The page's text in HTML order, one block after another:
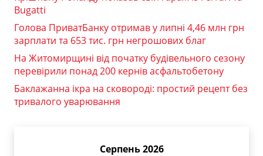
Bugatti
Голова ПриватБанку отримав у липні 4,46 млн грн
зарплати та 653 тис. грн негрошових благ
На Житомирщині від початку будівельного сезону
перевірили понад 200 кернів асфальтобетону
Баклажанна ікра на сковороді: простий рецепт без
тривалого уварювання
Серпень 2026